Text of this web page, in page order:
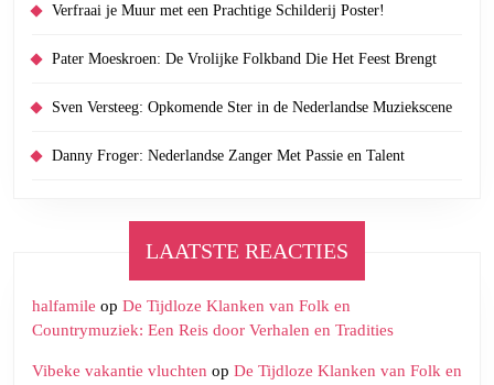
Verfraai je Muur met een Prachtige Schilderij Poster!
Pater Moeskroen: De Vrolijke Folkband Die Het Feest Brengt
Sven Versteeg: Opkomende Ster in de Nederlandse Muziekscene
Danny Froger: Nederlandse Zanger Met Passie en Talent
LAATSTE REACTIES
halfamile op De Tijdloze Klanken van Folk en
Countrymuziek: Een Reis door Verhalen en Tradities
Vibeke vakantie vluchten op De Tijdloze Klanken van Folk en